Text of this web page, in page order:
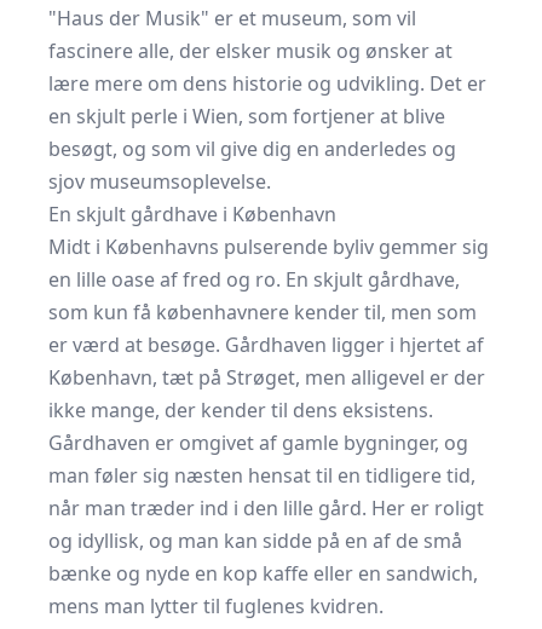
"Haus der Musik" er et museum, som vil
fascinere alle, der elsker musik og ønsker at
lære mere om dens historie og udvikling. Det er
en skjult perle i Wien, som fortjener at blive
besøgt, og som vil give dig en anderledes og
sjov museumsoplevelse.
En skjult gårdhave i København
Midt i Københavns pulserende byliv gemmer sig
en lille oase af fred og ro. En skjult gårdhave,
som kun få københavnere kender til, men som
er værd at besøge. Gårdhaven ligger i hjertet af
København, tæt på Strøget, men alligevel er der
ikke mange, der kender til dens eksistens.
Gårdhaven er omgivet af gamle bygninger, og
man føler sig næsten hensat til en tidligere tid,
når man træder ind i den lille gård. Her er roligt
og idyllisk, og man kan sidde på en af de små
bænke og nyde en kop kaffe eller en sandwich,
mens man lytter til fuglenes kvidren.